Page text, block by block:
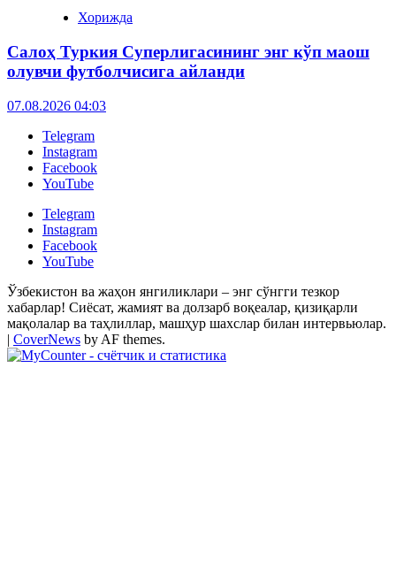
Хорижда
Салоҳ Туркия Суперлигасининг энг кўп маош
олувчи футболчисига айланди
07.08.2026 04:03
Telegram
Instagram
Facebook
YouTube
Telegram
Instagram
Facebook
YouTube
Ўзбекистон ва жаҳон янгиликлари – энг сўнгги тезкор
хабарлар! Сиёсат, жамият ва долзарб воқеалар, қизиқарли
мақолалар ва таҳлиллар, машҳур шахслар билан интервьюлар.
| CoverNews by AF themes.